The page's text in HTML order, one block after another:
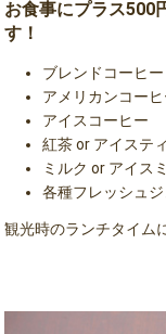
お食事にプラス500
す！
ブレンドコーヒー
アメリカンコーヒ
アイスコーヒー
紅茶 or アイステ
ミルク or アイス
各種フレッシュジ
観光時のランチタイム